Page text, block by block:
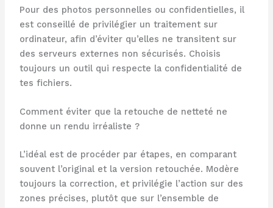
Pour des photos personnelles ou confidentielles, il
est conseillé de privilégier un traitement sur
ordinateur, afin d’éviter qu’elles ne transitent sur
des serveurs externes non sécurisés. Choisis
toujours un outil qui respecte la confidentialité de
tes fichiers.
Comment éviter que la retouche de netteté ne
donne un rendu irréaliste ?
L’idéal est de procéder par étapes, en comparant
souvent l’original et la version retouchée. Modère
toujours la correction, et privilégie l’action sur des
zones précises, plutôt que sur l’ensemble de